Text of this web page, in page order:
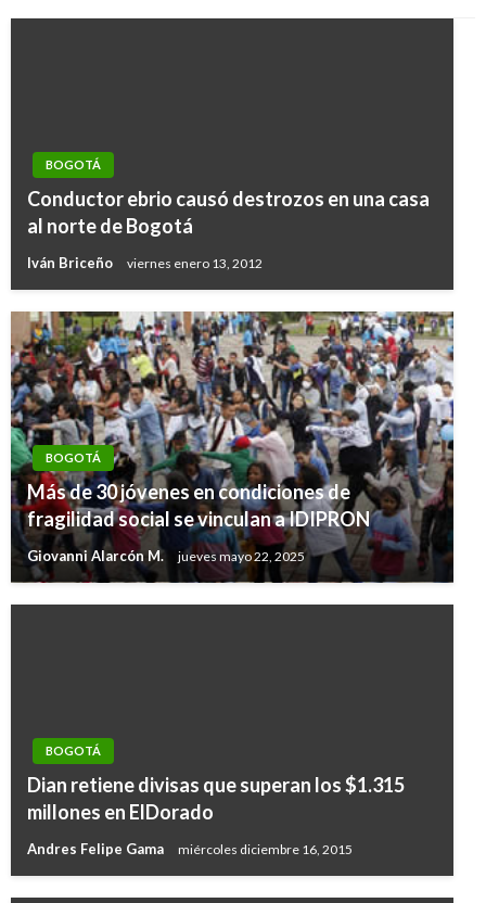
BOGOTÁ
Conductor ebrio causó destrozos en una casa
al norte de Bogotá
Iván Briceño viernes enero 13, 2012
BOGOTÁ
Más de 30 jóvenes en condiciones de
fragilidad social se vinculan a IDIPRON
Giovanni Alarcón M. jueves mayo 22, 2025
BOGOTÁ
Dian retiene divisas que superan los $1.315
millones en ElDorado
Andres Felipe Gama miércoles diciembre 16, 2015